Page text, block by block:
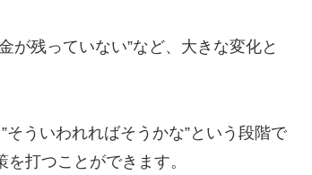
が残っていない”など、大きな変化と
ういわれればそうかな”という段階で
打つことができます。